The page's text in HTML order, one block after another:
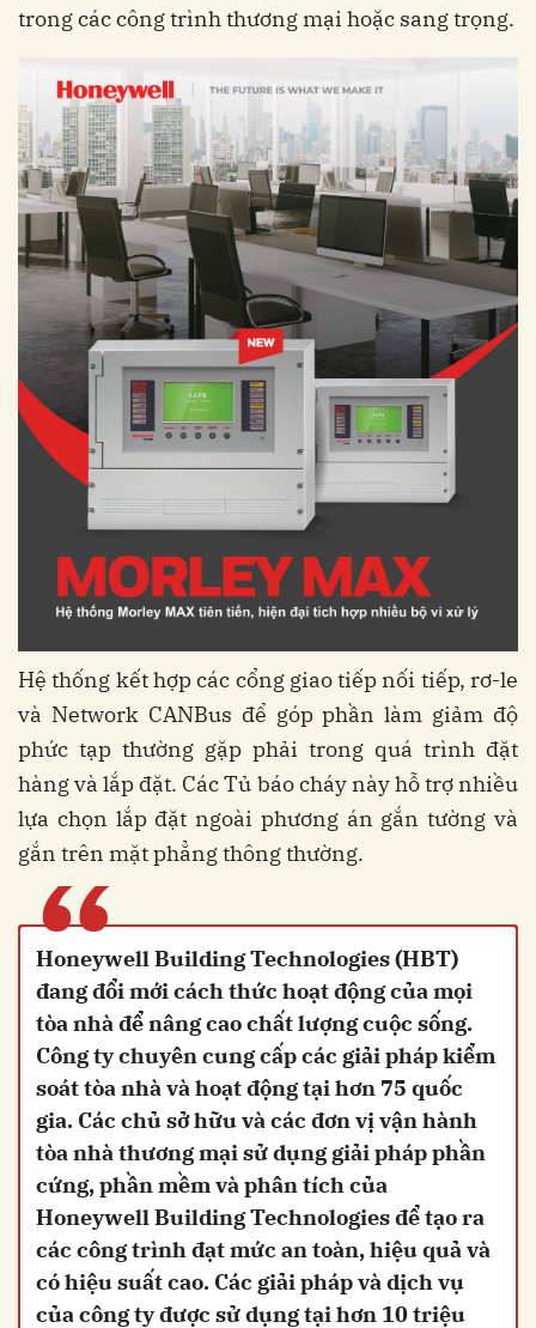
trong các công trình thương mại hoặc sang trọng.
Hệ thống kết hợp các cổng giao tiếp nối tiếp, rơ-le
và Network CANBus để góp phần làm giảm độ
phức tạp thường gặp phải trong quá trình đặt
hàng và lắp đặt. Các Tủ báo cháy này hỗ trợ nhiều
lựa chọn lắp đặt ngoài phương án gắn tường và
gắn trên mặt phẳng thông thường.
“
Honeywell Building Technologies (HBT)
đang đổi mới cách thức hoạt động của mọi
tòa nhà để nâng cao chất lượng cuộc sống.
Công ty chuyên cung cấp các giải pháp kiểm
soát tòa nhà và hoạt động tại hơn 75 quốc
gia. Các chủ sở hữu và các đơn vị vận hành
tòa nhà thương mại sử dụng giải pháp phần
cứng, phần mềm và phân tích của
Honeywell Building Technologies để tạo ra
các công trình đạt mức an toàn, hiệu quả và
có hiệu suất cao. Các giải pháp và dịch vụ
của công ty được sử dụng tại hơn 10 triệu